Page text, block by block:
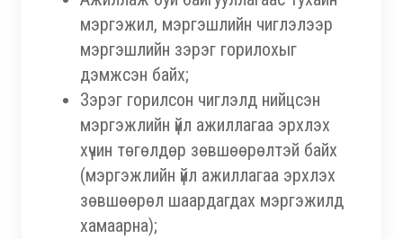
мэргэжил, мэргэшлийн чиглэлээр
мэргэшлийн зэрэг горилохыг
дэмжсэн байх;
Зэрэг горилсон чиглэлд нийцсэн
мэргэжлийн үйл ажиллагаа эрхлэх
хүчин төгөлдөр зөвшөөрөлтэй байх
(мэргэжлийн үйл ажиллагаа эрхлэх
зөвшөөрөл шаардагдах мэргэжилд
хамаарна);